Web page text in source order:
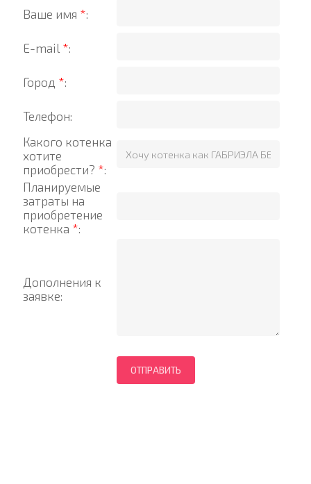
Ваше имя *:
E-mail *:
Город *:
Телефон:
Какого котенка
хотите
приобрести? *:
Планируемые
затраты на
приобретение
котенка *:
Дополнения к
заявке: